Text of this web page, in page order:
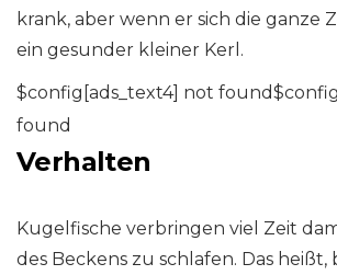
krank, aber wenn er sich die ganze
ein gesunder kleiner Kerl.
$config[ads_text4] not
found
Verhalten
Kugelfische verbringen viel Zeit
des Beckens zu schlafen. Das heißt,